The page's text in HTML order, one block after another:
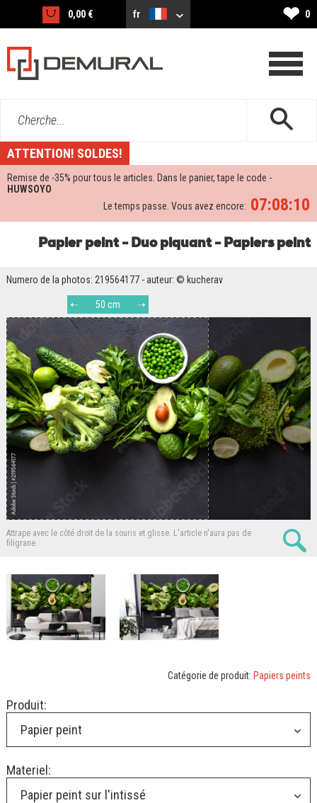
0,00 € fr ❤ 0
Cherche...
ATTENTION! SOLDES!
Remise de -35% pour tous le articles. Dans le panier, tape le code -
HUWSOYO
07:08:10
Le temps passe. Vous avez encore:
Papier peint - Duo piquant - Papiers peint
Numero de la photos: 219564177 - auteur: © kucherav
50 cm
Attrape avec le côté droit de la souris et glisse. L'article n'aura pas de
filigrane.
Catégorie de produit: Papiers peints
Produit:
Papier peint
Materiel:
Papier peint sur l'intissé